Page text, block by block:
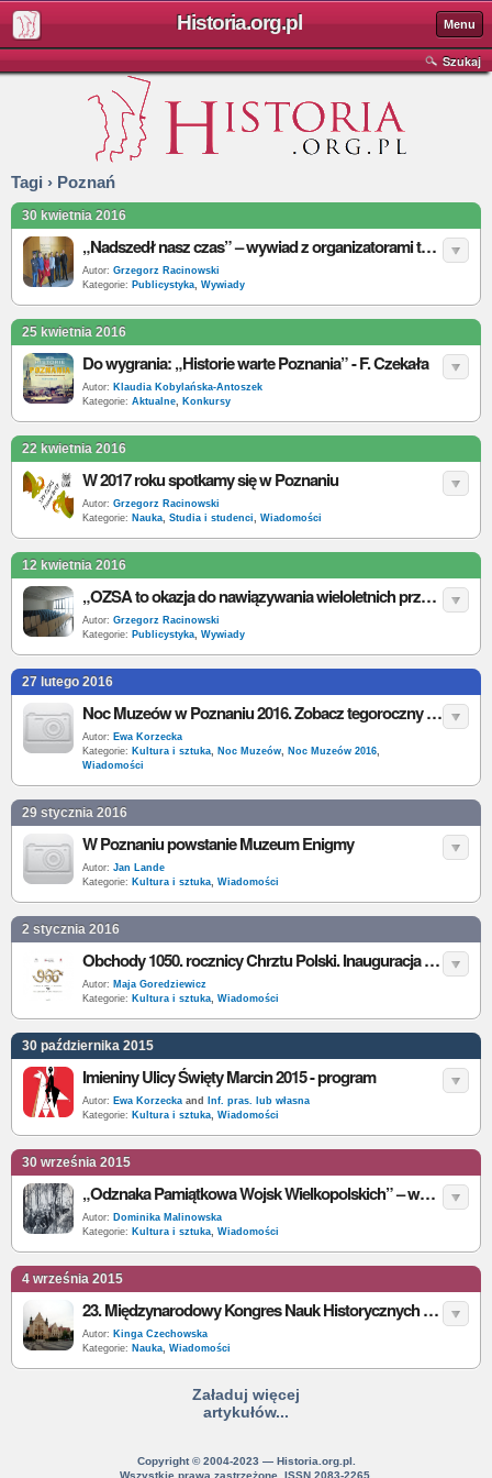
Historia.org.pl Menu
Szukaj
Tagi › Poznań
30 kwietnia 2016
„Nadszedł nasz czas” – wywiad z organizatorami tegorocznego OZSA i przyszłorocznego OZHS-u
Autor: Grzegorz Racinowski
Kategorie: Publicystyka, Wywiady
25 kwietnia 2016
Do wygrania: „Historie warte Poznania” - F. Czekała
Autor: Klaudia Kobylańska-Antoszek
Kategorie: Aktualne, Konkursy
22 kwietnia 2016
W 2017 roku spotkamy się w Poznaniu
Autor: Grzegorz Racinowski
Kategorie: Nauka, Studia i studenci, Wiadomości
12 kwietnia 2016
„OZSA to okazja do nawiązywania wieloletnich przyjaźni” - wywiad z Komitetem Organizacyjnym XVIII OZSA
Autor: Grzegorz Racinowski
Kategorie: Publicystyka, Wywiady
27 lutego 2016
Noc Muzeów w Poznaniu 2016. Zobacz tegoroczny program
Autor: Ewa Korzecka
Kategorie: Kultura i sztuka, Noc Muzeów, Noc Muzeów 2016,
Wiadomości
29 stycznia 2016
W Poznaniu powstanie Muzeum Enigmy
Autor: Jan Lande
Kategorie: Kultura i sztuka, Wiadomości
2 stycznia 2016
Obchody 1050. rocznicy Chrztu Polski. Inauguracja w Rezerwacie Archeologicznym „Genius Loci”
Autor: Maja Goredziewicz
Kategorie: Kultura i sztuka, Wiadomości
30 października 2015
Imieniny Ulicy Święty Marcin 2015 - program
Autor: Ewa Korzecka and
Inf. pras. lub własna
Kategorie: Kultura i sztuka, Wiadomości
30 września 2015
„Odznaka Pamiątkowa Wojsk Wielkopolskich” – wystawa czasowa w Poznaniu
Autor: Dominika Malinowska
Kategorie: Kultura i sztuka, Wiadomości
4 września 2015
23. Międzynarodowy Kongres Nauk Historycznych odbędzie się w Poznaniu w 2020 r.
Autor: Kinga Czechowska
Kategorie: Nauka, Wiadomości
Załaduj więcej
artykułów...
Copyright © 2004-2023 — Historia.org.pl.
Wszystkie prawa zastrzeżone. ISSN 2083-2265.